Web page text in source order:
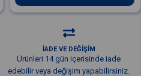
İADE VE DEĞİŞİM
Ürünleri 14 gün içerisinde iade
edebilir veya değişim yapabilirsiniz.